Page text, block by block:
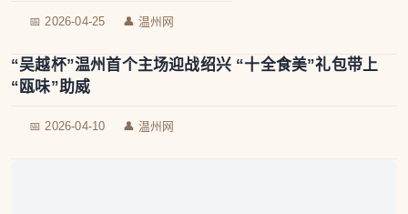
📅 2026-04-25 👤 温州网
“吴越杯”温州首个主场迎战绍兴 “十全食美”礼包带上
“瓯味”助威
📅 2026-04-10 👤 温州网